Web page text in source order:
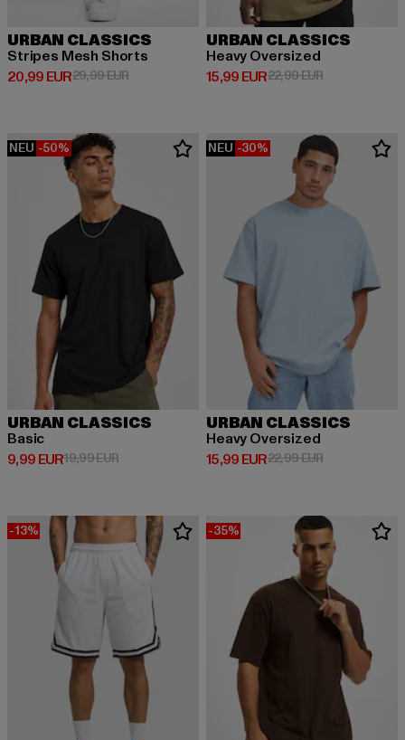
URBAN CLASSICS
Stripes Mesh Shorts
20,99 EUR
Derzeitiger Preis: 20,99 EUR
29,99 EURAktionspreis: 29,99 EUR
URBAN CLASSICS
Heavy Oversized
15,99 EUR
Derzeitiger Preis: 15,99 EUR
22,99 EURAktionspreis:
NEU -50%
URBAN CLASSICS
Basic
9,99 EUR
Derzeitiger Preis: 9,99 EUR
19,99 EURAktionspreis: 19,99 EUR
NEU -30%
URBAN CLASSICS
Heavy Oversized
15,99 EUR
Derzeitiger Preis: 15,99 EUR
22,99 EURAktionspreis:
-13% -35%